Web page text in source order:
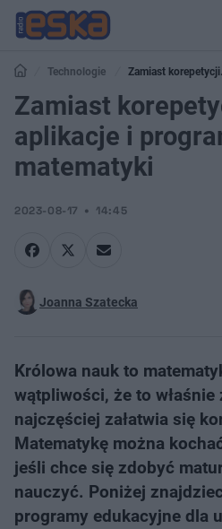
Technologie
Zamiast
nauki matematyki
Zamiast
aplikacje i
matematyki
2023-08-17 14:45
Joanna Szatecka
Królowa nauk to
wątpliwości, że to
najczęściej załatwia się
Matematykę można
jeśli chce się zdobyć
nauczyć. Poniżej
programy edukacyjne dla